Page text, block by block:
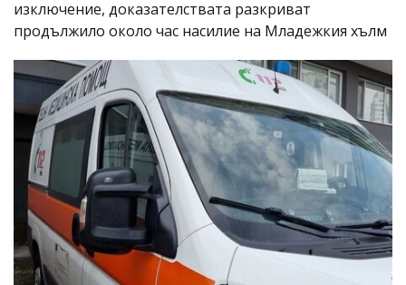
изключение, доказателствата разкриват
продължило около час насилие на Младежкия хълм